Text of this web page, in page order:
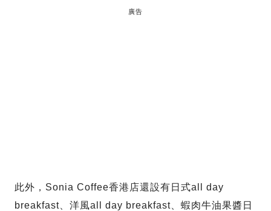
廣告
此外，Sonia Coffee香港店還設有日式all day
breakfast、洋風all day breakfast、蝦肉牛油果醬日